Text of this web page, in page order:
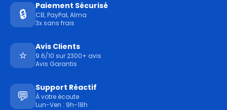
🔒
Paiement Sécurisé
CB, PayPal, Alma
3x sans frais
⭐
Avis Clients
9.6/10 sur 2300+ avis
Avis Garantis
💬
Support Réactif
À votre écoute
Lun-Ven : 9h-18h